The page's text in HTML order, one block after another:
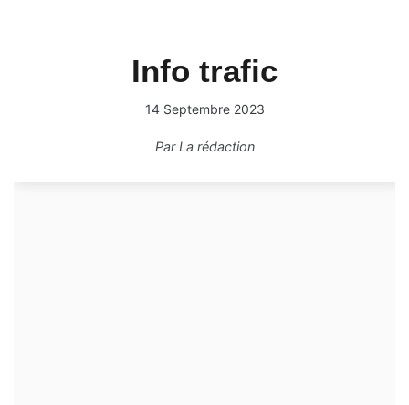
Info trafic
14 Septembre 2023
ParLa rédaction